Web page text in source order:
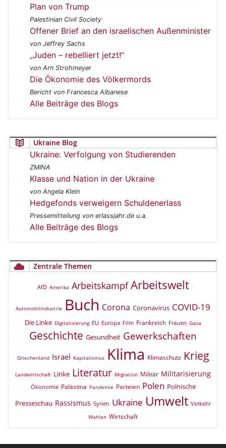
Plan von Trump
Palestinian Civil Society
Offener Brief an den israelischen Außenminister
von Jeffrey Sachs
„Juden – rebelliert jetzt!“
von Arn Strohmeyer
Die Ökonomie des Völkermords
Bericht von Francesca Albanese
Alle Beiträge des Blogs
Ukraine Blog
Ukraine: Verfolgung von Studierenden
ZMINA
Klasse und Nation in der Ukraine
von Angela Klein
Hedgefonds verweigern Schuldenerlass
Pressemitteilung von erlassjahr.de u.a.
Alle Beiträge des Blogs
Zentrale Themen
AfD Amerika Arbeitskampf Arbeitswelt
Automobilindustrie Buch Corona Coronavirus COVID-19
Die Linke Digitalisierung EU Europa Film Frankreich Frauen Gaza
Geschichte Gesundheit Gewerkschaften
Griechenland Israel Kapitalismus Klima Klimaschutz Krieg
Landwirtschaft Linke Literatur Migration Militär Militarisierung
Ökonomie Palästina Pandemie Parteien Polen Polnische
Presseschau Rassismus Syrien Ukraine Umwelt Verkehr
Wahlen Wirtschaft